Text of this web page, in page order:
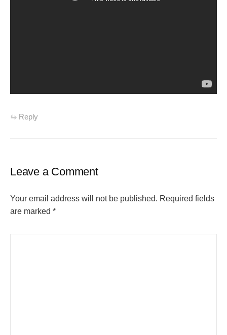
Reply
Leave a Comment
Your email address will not be published. Required fields
are marked *